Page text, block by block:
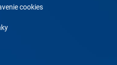
cookies